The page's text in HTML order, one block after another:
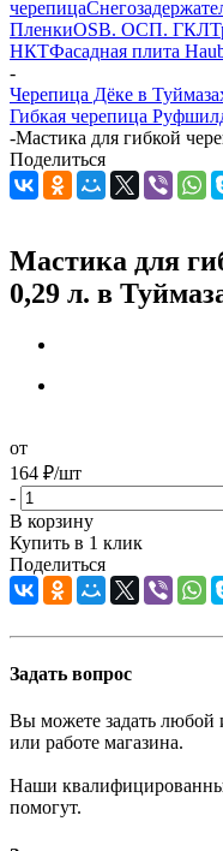
черепица
ПленкиOSB. ОСП. ГКЛ
НКТФасадная плита
-
Черепица Дёке в
Гибкая черепица
-Мастика для гибкой
Поделиться
Мастика для
0,29 л. в
от
164 ₽/шт
-
В корзину
Купить в 1 клик
Поделиться
Задать вопрос
Вы можете задать любой
или работе магазина.
Наши
помогут.